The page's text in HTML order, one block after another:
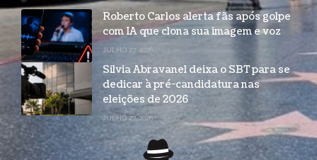
Roberto Carlos alerta fãs após golpe
com IA que clona sua imagem e voz
JULHO 27, 2026
Silvia Abravanel deixa o SBT para se
dedicar à pré-candidatura nas
eleições de 2026
JULHO 27, 2026